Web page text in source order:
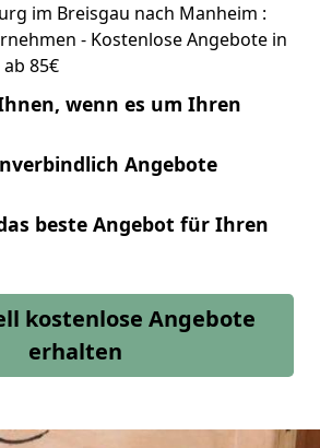
im Breisgau nach Manheim :
- Kostenlose Angebote in
85€
wenn es um Ihren
Angebote
beste Angebot für Ihren
kostenlose Angebote
erhalten